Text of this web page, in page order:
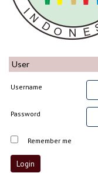
User
Username
Password
Remember me